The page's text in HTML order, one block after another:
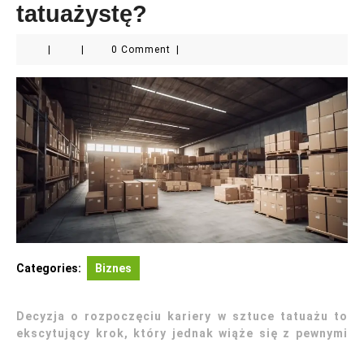
tatuażystę?
0 Comment
Categories: Biznes
Decyzja o rozpoczęciu kariery w sztuce tatuażu to
ekscytujący krok, który jednak wiąże się z pewnymi